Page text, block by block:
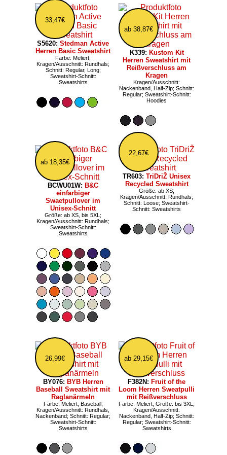
33,47€
S5620: Stedman Active
Herren Basic Sweatshirt
Farbe: Meliert;
Kragen/Ausschnitt: Rundhals;
Schnitt: Regular, Long;
Sweatshirt-Schnitt:
Sweatshirts
ab 38,87€
K339: Kustom Kit
Herren Sweatshirt mit
Reißverschluss am
Kragen
Kragen/Ausschnitt:
Nackenband, Half-Zip; Schnitt:
Regular; Sweatshirt-Schnitt:
Hoodies
ab 18,35€
BCWU01W: B&C
einfarbiger
Swaetpullover im
Unisex-Schnitt
Größe: ab XS, bis 5XL;
Kragen/Ausschnitt: Rundhals;
Sweatshirt-Schnitt:
Sweatshirts
22,67€
TR603: TriDriŽ Unisex
Recycled Sweatshirt
Größe: ab XS;
Kragen/Ausschnitt: Rundhals;
Schnitt: Loose; Sweatshirt-
Schnitt: Sweatshirts
26,99€
BY076: BYB Herren
Baseball Sweatshirt mit
Raglanärmeln
Farbe: Meliert, Baseball;
Kragen/Ausschnitt: Rundhals,
Nackenband; Schnitt: Regular;
Sweatshirt-Schnitt:
Sweatshirts
ab 29,15€
F382N: Fruit of the
Loom Herren Sweatpulli
mit Reißverschluss
Farbe: Meliert; Größe: bis 3XL;
Kragen/Ausschnitt:
Nackenband, Half-Zip; Schnitt:
Regular; Sweatshirt-Schnitt:
Sweatshirts